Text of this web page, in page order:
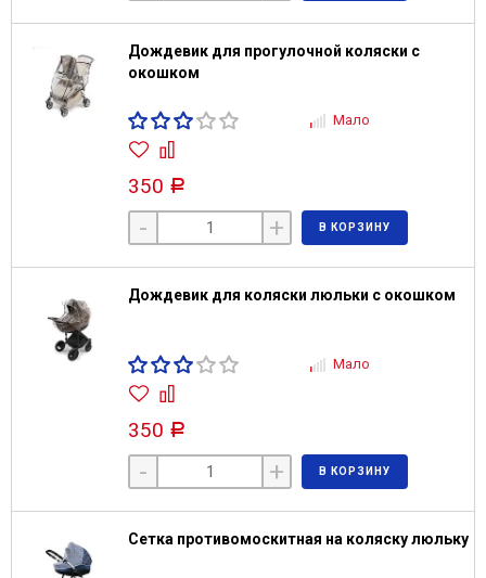
Дождевик для прогулочной коляски с
окошком
Мало
350 Р
- + В КОРЗИНУ
Дождевик для коляски люльки с окошком
Мало
350 Р
- + В КОРЗИНУ
Сетка противомоскитная на коляску люльку